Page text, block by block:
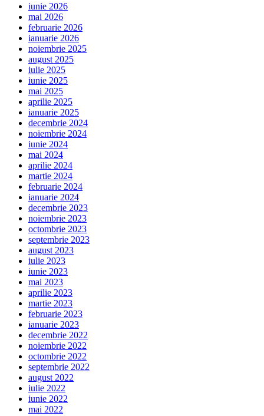
iunie 2026
mai 2026
februarie 2026
ianuarie 2026
noiembrie 2025
august 2025
iulie 2025
iunie 2025
mai 2025
aprilie 2025
ianuarie 2025
decembrie 2024
noiembrie 2024
iunie 2024
mai 2024
aprilie 2024
martie 2024
februarie 2024
ianuarie 2024
decembrie 2023
noiembrie 2023
octombrie 2023
septembrie 2023
august 2023
iulie 2023
iunie 2023
mai 2023
aprilie 2023
martie 2023
februarie 2023
ianuarie 2023
decembrie 2022
noiembrie 2022
octombrie 2022
septembrie 2022
august 2022
iulie 2022
iunie 2022
mai 2022